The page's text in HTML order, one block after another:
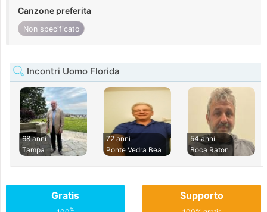
Canzone preferita
Non specificato
Incontri Uomo Florida
68 anni
Tampa
72 anni
Ponte Vedra Bea
54 anni
Boca Raton
Gratis
%
Supporto